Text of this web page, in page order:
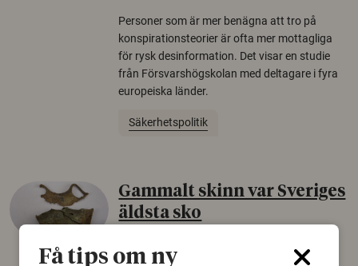
Personer som är mer benägna att tro på
konspirationsteorier är ofta mer mottagliga
för rysk desinformation. Det visar en studie
från Försvarshögskolan med deltagare i fyra
europeiska länder.
Säkerhetspolitik
Gammalt skinn var Sveriges
äldsta sko
Få tips om ny